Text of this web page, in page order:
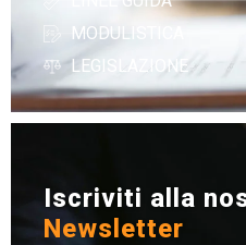
MODULISTICA
LEGISLAZIONE
Iscriviti alla
Newsletter